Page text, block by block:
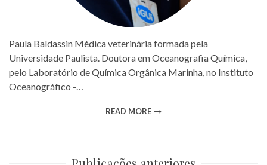
Paula Baldassin Médica veterinária formada pela
Universidade Paulista. Doutora em Oceanografia Química,
pelo Laboratório de Química Orgânica Marinha, no Instituto
Oceanográfico -…
READ MORE